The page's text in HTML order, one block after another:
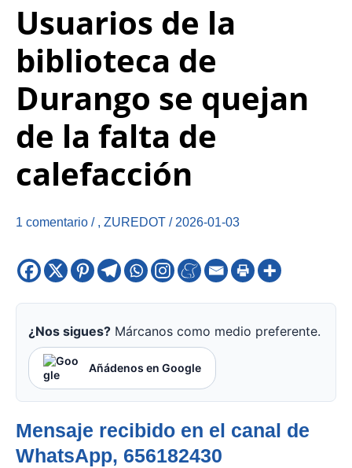
Usuarios de la
biblioteca de
Durango se quejan
de la falta de
calefacción
1 comentario / , ZUREDOT / 2026-01-03
¿Nos sigues? Márcanos como medio preferente.
Añádenos en Google
Mensaje recibido en el canal de
WhatsApp, 656182430